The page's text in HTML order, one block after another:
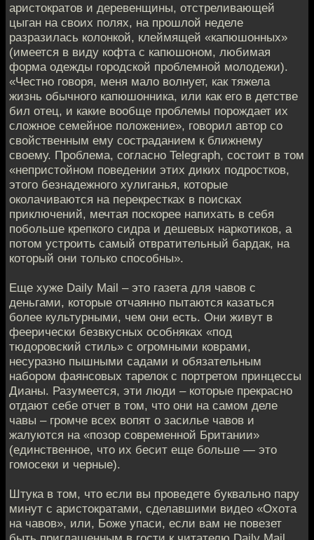
аристократов и деревенщины, отстреливающей
цыган на своих полях, на прошлой неделе
разразилась колонкой, клеймящей «капюшонных»
(имеется в виду кофта с капюшоном, любимая
форма одежды городской проблемной молодежи).
«Честно говоря, меня мало волнует, как тяжела
жизнь обычного капюшонника, или как его в детстве
бил отец, и какие вообще проблемы порождает их
сложное семейное положение», говорил автор со
свойственным ему состраданием к ближнему
своему. Проблема, согласно Telegraph, состоит в том
«непристойном поведении этих диких подростков,
этого безнадежного хулиганья, которые
околачиваются на перекрестках в поисках
приключений, мечтая поскорее напихать в себя
побольше крепкого сидра и дешевых наркотиков, а
потом устроить самый отвратительный бардак, на
который они только способны».
Еще хуже Daily Mail – это газета для чавов с
деньгами, которые отчаянно пытаются казаться
более культурными, чем они есть. Они живут в
феерически безвкусных особняках «под
тюдоровский стиль» с огромными коврами,
несуразно пышными садами и обязательным
набором фаянсовых тарелок с портретом принцессы
Дианы. Разумеется, эти люди – которые прекрасно
отдают себе отчет в том, что они на самом деле
чавы – громче всех вопят о засилье чавов и
жалуются на «позор современной Британии»
(единственное, что их бесит еще больше — это
гомосеки и черные).
Штука в том, что если вы проведете буквально пару
минут с аристократами, сделавшими видео «Охота
на чавов», или, Боже упаси, если вам не повезет